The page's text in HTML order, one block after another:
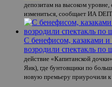
депозитам на высоком
измениться, сообщает ИА
С бенефисом, казаками
возродили спектакль по
действие «Капитанской
Яик), где бунтовщики по
новую премьеру приурочили